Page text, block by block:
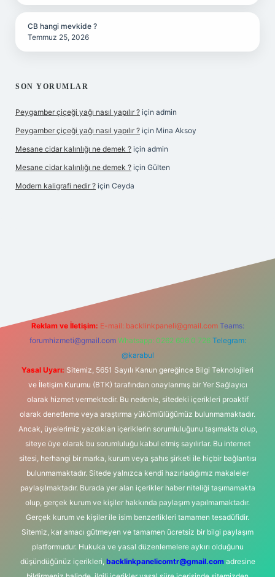
CB hangi mevkide ?
Temmuz 25, 2026
SON YORUMLAR
Peygamber çiçeği yağı nasıl yapılır ? için admin
Peygamber çiçeği yağı nasıl yapılır ? için Mina Aksoy
Mesane cidar kalınlığı ne demek ? için admin
Mesane cidar kalınlığı ne demek ? için Gülten
Modern kaligrafi nedir ? için Ceyda
Reklam ve İletişim: E-mail: backlinkpaneli@gmail.com Teams:
forumhizmeti@gmail.com Whatsapp: 0262 606 0 726 Telegram:
@karabul
Yasal Uyarı: Sitemiz, 5651 Sayılı Kanun gereğince Bilgi Teknolojileri
ve İletişim Kurumu (BTK) tarafından onaylanmış bir Yer Sağlayıcı
olarak hizmet vermektedir. Bu nedenle, sitedeki içerikleri proaktif
olarak denetleme veya araştırma yükümlülüğümüz bulunmamaktadır.
Ancak, üyelerimiz yazdıkları içeriklerin sorumluluğunu taşımakta olup,
siteye üye olarak bu sorumluluğu kabul etmiş sayılırlar. Bu internet
sitesi, herhangi bir marka, kurum veya şahıs şirketi ile hiçbir bağlantısı
bulunmamaktadır. Sitede yalnızca kendi hazırladığımız makaleler
paylaşılmaktadır. Burada yer alan içerikler haber niteliği taşımamakta
olup, gerçek kurum ve kişiler hakkında paylaşım yapılmamaktadır.
Gerçek kurum ve kişiler ile isim benzerlikleri tamamen tesadüfidir.
Sitemiz, kar amacı gütmeyen ve tamamen ücretsiz bir bilgi paylaşım
platformudur. Hukuka ve yasal düzenlemelere aykırı olduğunu
düşündüğünüz içerikleri, backlinkpanelicomtr@gmail.comadresine